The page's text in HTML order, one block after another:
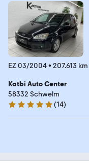
EZ 03/2004• 207.613 km
Katbi Auto Center
58332 Schwelm
5 Sterne
(14)